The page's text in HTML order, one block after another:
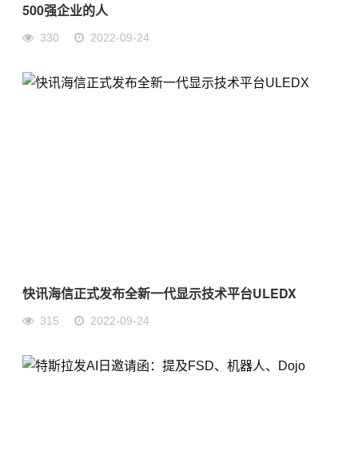
500强企业的人
330 2022-09-24
快讯海信正式发布全新一代显示技术平台ULEDX
315 2022-09-24